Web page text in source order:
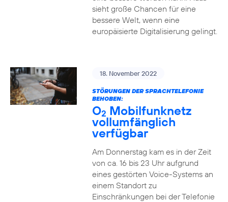
sieht große Chancen für eine
bessere Welt, wenn eine
europäisierte Digitalisierung gelingt.
18. November 2022
STÖRUNGEN DER SPRACHTELEFONIE
BEHOBEN:
O2 Mobilfunknetz
vollumfänglich
verfügbar
Am Donnerstag kam es in der Zeit
von ca. 16 bis 23 Uhr aufgrund
eines gestörten Voice-Systems an
einem Standort zu
Einschränkungen bei der Telefonie